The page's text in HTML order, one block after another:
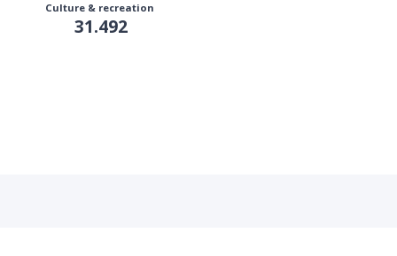
Culture & recreation
31.492